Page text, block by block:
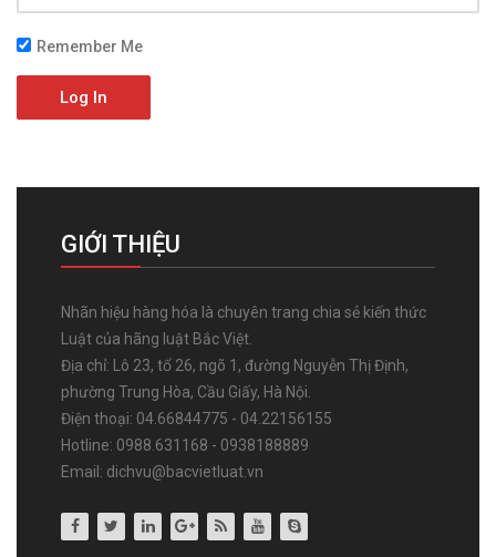
Remember Me
Log In
GIỚI THIỆU
Nhãn hiệu hàng hóa là chuyên trang chia sẻ kiến thức
Luật của hãng luật Bắc Việt.
Địa chỉ: Lô 23, tổ 26, ngõ 1, đường Nguyễn Thị Định,
phường Trung Hòa, Cầu Giấy, Hà Nội.
Điện thoại: 04.66844775 - 04.22156155
Hotline: 0988.631168 - 0938188889
Email: dichvu@bacvietluat.vn